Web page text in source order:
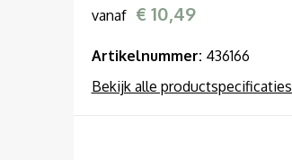
vanaf € 10,49
Artikelnummer: 436166
Bekijk alle productspecificaties